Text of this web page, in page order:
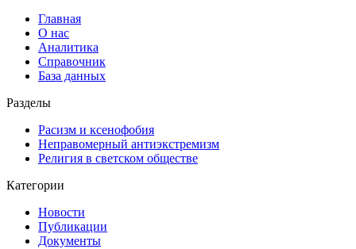
Главная
О нас
Аналитика
Справочник
База данных
Разделы
Расизм и ксенофобия
Неправомерный антиэкстремизм
Религия в светском обществе
Категории
Новости
Публикации
Документы